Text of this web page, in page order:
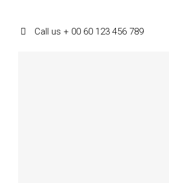
Call us + 00 60 123 456 789